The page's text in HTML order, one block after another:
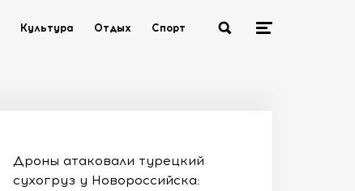
Культура Отдых Спорт
Дроны атаковали турецкий
сухогруз у Новороссийска: